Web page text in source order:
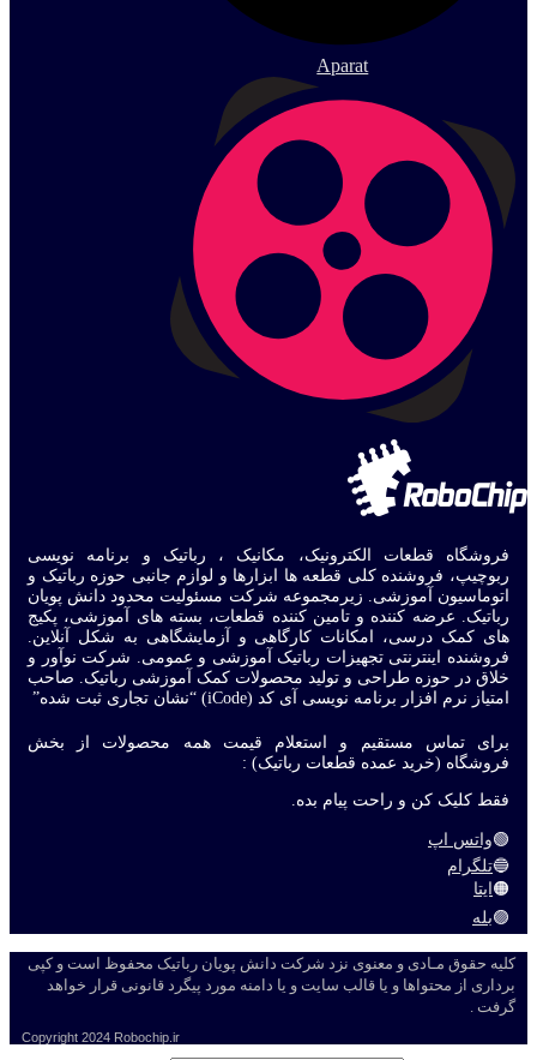
Aparat
فروشگاه قطعات الکترونیک، مکانیک ، رباتیک و برنامه نویسی
ربوچیپ، فروشنده کلی قطعه ها ابزارها و لوازم جانبی حوزه رباتیک و
اتوماسیون آموزشی. زیرمجموعه شرکت مسئولیت محدود دانش پویان
رباتیک. عرضه کننده و تامین کننده قطعات، بسته های آموزشی، پکیج
های کمک درسی، امکانات کارگاهی و آزمایشگاهی به شکل آنلاین.
فروشنده اینترنتی تجهیزات رباتیک آموزشی و عمومی. شرکت نوآور و
خلاق در حوزه طراحی و تولید محصولات کمک آموزشی رباتیک. صاحب
امتیاز نرم افزار برنامه نویسی آی کد (iCode) “نشان تجاری ثبت شده”
برای تماس مستقیم و استعلام قیمت همه محصولات از بخش
فروشگاه (خرید عمده قطعات رباتیک) :
فقط کلیک کن و راحت پیام بده.
🟢واتس اپ
🔵تلگرام
🟠 ایتا
🟣بله
کلیه حقوق مـادی و معنوی نزد شرکت دانش پویان رباتیک محفوظ است و کپی
برداری از محتواها و یا قالب سایت و یا دامنه مورد پیگرد قانونی قرار خواهد
گرفت .
Copyright 2024 Robochip.ir